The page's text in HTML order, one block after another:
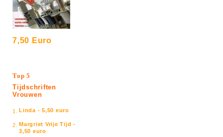
7,50 Euro
Top 5
Tijdschriften
Vrouwen
1. Linda - 5,50 euro
2. Margriet Vrije Tijd -
3,50 euro